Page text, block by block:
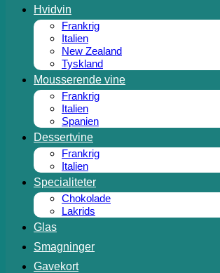
Hvidvin
Frankrig
Italien
New Zealand
Tyskland
Mousserende vine
Frankrig
Italien
Spanien
Dessertvine
Frankrig
Italien
Specialiteter
Chokolade
Lakrids
Glas
Smagninger
Gavekort